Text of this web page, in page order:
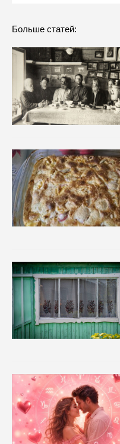
Больше статей: